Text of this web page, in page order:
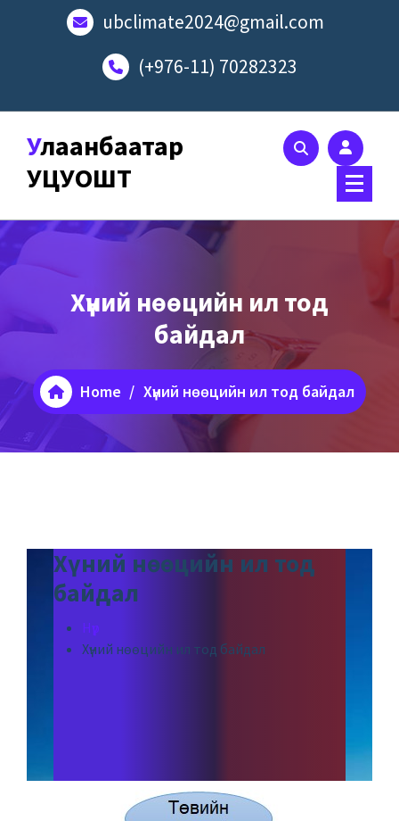
ubclimate2024@gmail.com
(+976-11) 70282323
Улаанбаатар
УЦУОШТ
Хүний нөөцийн ил тод
байдал
Home / Хүний нөөцийн ил тод байдал
Хүний нөөцийн ил тод
байдал
Нүүр
Хүний нөөцийн ил тод байдал